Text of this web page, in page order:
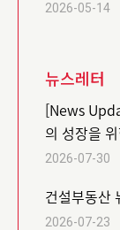
2026-05-14
뉴스레터
[News
의 성장을
2026-07-30
건설부동산
2026-07-23